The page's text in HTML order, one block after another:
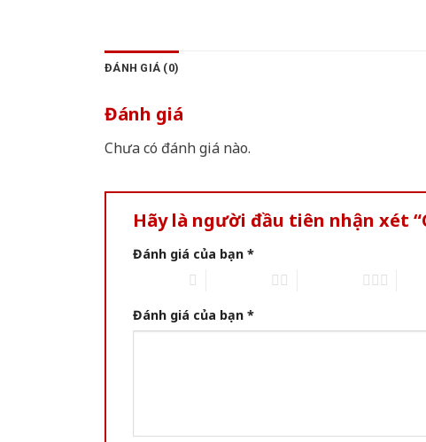
ĐÁNH GIÁ (0)
Đánh giá
Chưa có đánh giá nào.
Hãy là người đầu tiên nhận xét
Đánh giá của bạn *
Đánh giá của bạn *